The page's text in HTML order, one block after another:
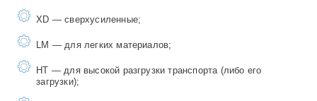
XD — сверхусиленные;
LM — для легких материалов;
HT — для высокой разгрузки транспорта (либо его
загрузки);